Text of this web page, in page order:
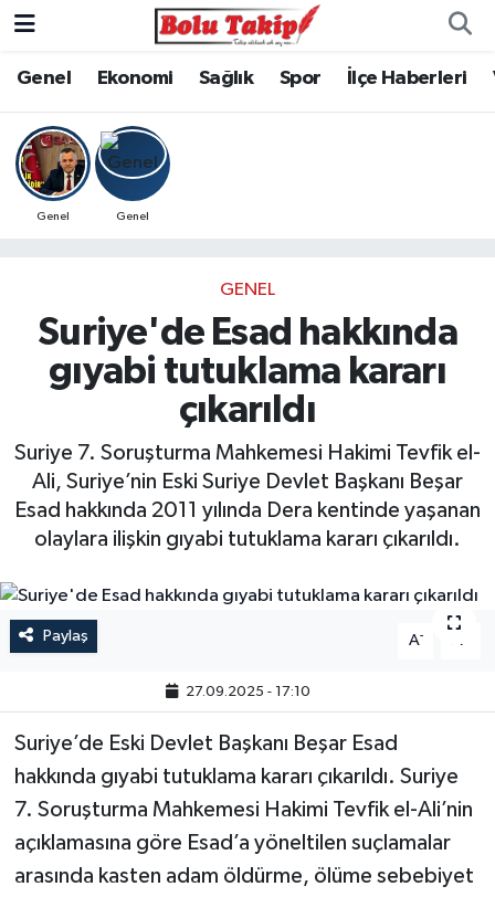
Genel Ekonomi Sağlık Spor İlçe Haberleri
Genel Genel
GENEL
Suriye'de Esad hakkında
gıyabi tutuklama kararı
çıkarıldı
Suriye 7. Soruşturma Mahkemesi Hakimi Tevfik el-
Ali, Suriye’nin Eski Suriye Devlet Başkanı Beşar
Esad hakkında 2011 yılında Dera kentinde yaşanan
olaylara ilişkin gıyabi tutuklama kararı çıkarıldı.
Paylaş A- A
27.09.2025 - 17:10
Suriye’de Eski Devlet Başkanı Beşar Esad
hakkında gıyabi tutuklama kararı çıkarıldı. Suriye
7. Soruşturma Mahkemesi Hakimi Tevfik el-Ali’nin
açıklamasına göre Esad’a yöneltilen suçlamalar
arasında kasten adam öldürme, ölüme sebebiyet